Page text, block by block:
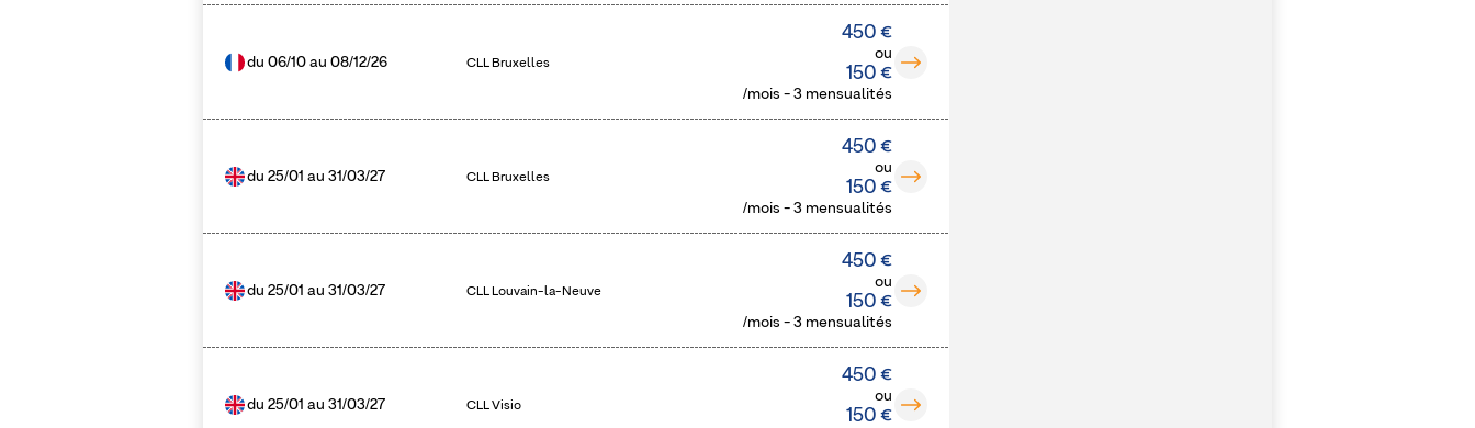
du 06/10au 08/12/26 CLL Bruxelles
450 €
ou
150 €
/mois - 3 mensualités
du 25/01 au 31/03/27 CLL Bruxelles
450 €
ou
150 €
/mois - 3 mensualités
du 25/01 au 31/03/27 CLL Louvain-la-Neuve
450 €
ou
150 €
/mois - 3 mensualités
du 25/01 au 31/03/27 CLL Visio
450 €
ou
150 €